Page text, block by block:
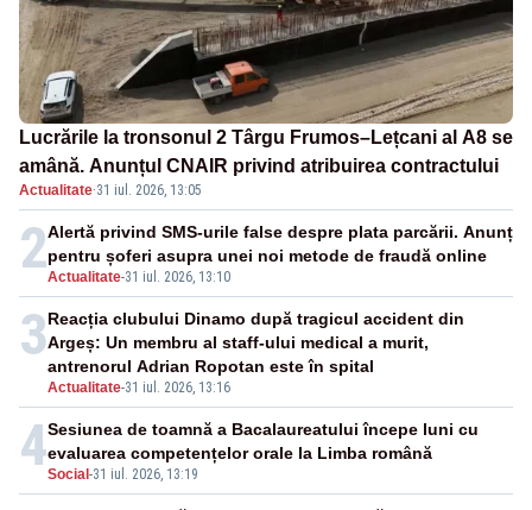
Lucrările la tronsonul 2 Târgu Frumos–Lețcani al A8 se
amână. Anunțul CNAIR privind atribuirea contractului
Actualitate·31 iul. 2026, 13:05
2Actualitate-31 iul. 2026, 13:10
Alertă privind SMS-urile false despre plata parcării. Anunț
pentru șoferi asupra unei noi metode de fraudă online
3
Actualitate-31 iul. 2026, 13:16
Reacția clubului Dinamo după tragicul accident din
Argeș: Un membru al staff-ului medical a murit,
antrenorul Adrian Ropotan este în spital
4Social -31 iul. 2026, 13:19
Sesiunea de toamnă a Bacalaureatului începe luni cu
evaluarea competențelor orale la Limba română